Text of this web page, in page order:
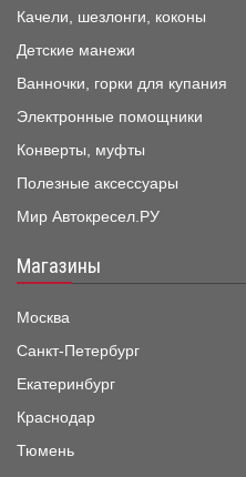
Качели, шезлонги, коконы
Детские манежи
Ванночки, горки для купания
Электронные помощники
Конверты, муфты
Полезные аксессуары
Мир Автокресел.РУ
Магазины
Москва
Санкт-Петербург
Екатеринбург
Краснодар
Тюмень